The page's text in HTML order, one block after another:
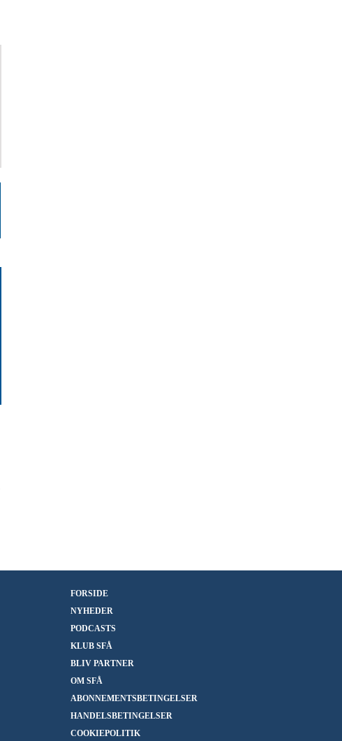
FORSIDE
NYHEDER
PODCASTS
KLUB SFÅ
BLIV PARTNER
OM SFÅ
ABONNEMENTSBETINGELSER
HANDELSBETINGELSER
COOKIEPOLITIK